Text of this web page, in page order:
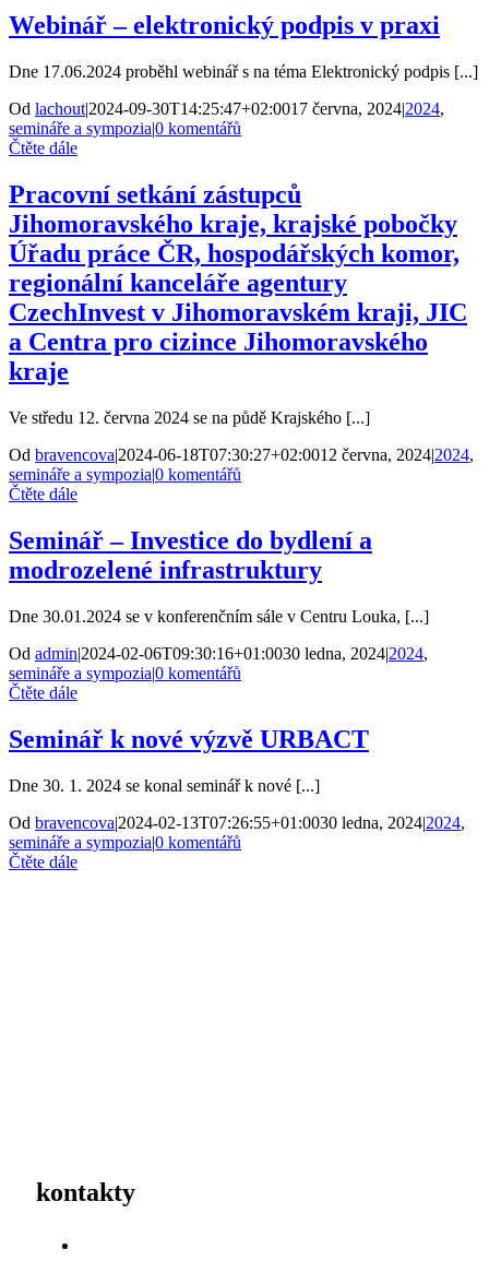
Webinář – elektronický podpis v praxi
Dne 17.06.2024 proběhl webinář s na téma Elektronický podpis [...]
Od lachout|2024-09-30T14:25:47+02:0017 června, 2024|2024,
semináře a sympozia|0 komentářů
Čtěte dále
Pracovní setkání zástupců
Jihomoravského kraje, krajské pobočky
Úřadu práce ČR, hospodářských komor,
regionální kanceláře agentury
CzechInvest v Jihomoravském kraji, JIC
a Centra pro cizince Jihomoravského
kraje
Ve středu 12. června 2024 se na půdě Krajského [...]
Od bravencova|2024-06-18T07:30:27+02:0012 června, 2024|2024,
semináře a sympozia|0 komentářů
Čtěte dále
Seminář – Investice do bydlení a
modrozelené infrastruktury
Dne 30.01.2024 se v konferenčním sále v Centru Louka, [...]
Od admin|2024-02-06T09:30:16+01:0030 ledna, 2024|2024,
semináře a sympozia|0 komentářů
Čtěte dále
Seminář k nové výzvě URBACT
Dne 30. 1. 2024 se konal seminář k nové [...]
Od bravencova|2024-02-13T07:26:55+01:0030 ledna, 2024|2024,
semináře a sympozia|0 komentářů
Čtěte dále
kontakty